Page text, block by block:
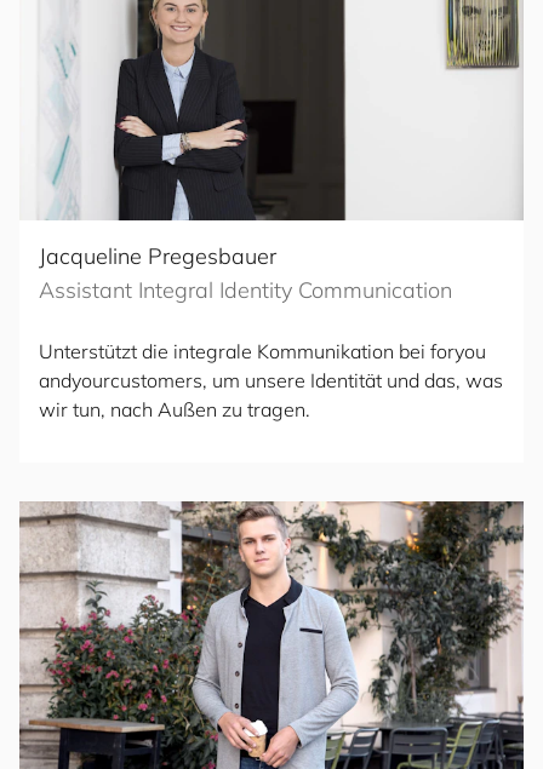
Jacqueline Pregesbauer
Assistant Integral Identity Communication
Unterstützt die integrale Kommunikation bei foryou
andyourcustomers, um unsere Identität und das, was
wir tun, nach Außen zu tragen.